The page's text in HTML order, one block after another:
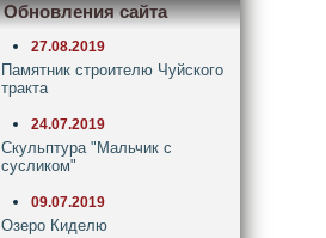
Обновления сайта
27.08.2019
Памятник строителю Чуйского
тракта
24.07.2019
Скульптура "Мальчик с
сусликом"
09.07.2019
Озеро Киделю